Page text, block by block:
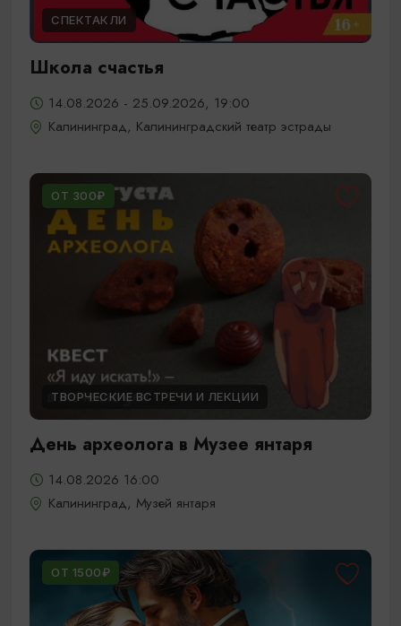
СПЕКТАКЛИ
Школа счастья
14.08.2026 - 25.09.2026, 19:00
Калининград, Калининградский театр эстрады
ОТ 300₽
ТВОРЧЕСКИЕ ВСТРЕЧИ И ЛЕКЦИИ
День археолога в Музее янтаря
14.08.2026 16:00
Калининград, Музей янтаря
ОТ 1500₽